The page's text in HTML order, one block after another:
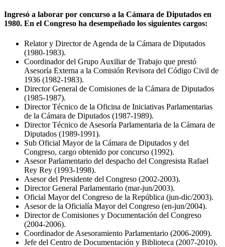
Ingresó a laborar por concurso a la Cámara de Diputados en
1980. En el Congreso ha desempeñado los siguientes cargos:
Relator y Director de Agenda de la Cámara de Diputados
(1980-1983).
Coordinador del Grupo Auxiliar de Trabajo que prestó
Asesoría Externa a la Comisión Revisora del Código Civil de
1936 (1982-1983).
Director General de Comisiones de la Cámara de Diputados
(1985-1987).
Director Técnico de la Oficina de Iniciativas Parlamentarias
de la Cámara de Diputados (1987-1989).
Director Técnico de Asesoría Parlamentaria de la Cámara de
Diputados (1989-1991).
Sub Oficial Mayor de la Cámara de Diputados y del
Congreso, cargo obtenido por concurso (1992).
Asesor Parlamentario del despacho del Congresista Rafael
Rey Rey (1993-1998).
Asesor del Presidente del Congreso (2002-2003).
Director General Parlamentario (mar-jun/2003).
Oficial Mayor del Congreso de la República (jun-dic/2003).
Asesor de la Oficialía Mayor del Congreso (en-jun/2004).
Director de Comisiones y Documentación del Congreso
(2004-2006).
Coordinador de Asesoramiento Parlamentario (2006-2009).
Jefe del Centro de Documentación y Biblioteca (2007-2010).